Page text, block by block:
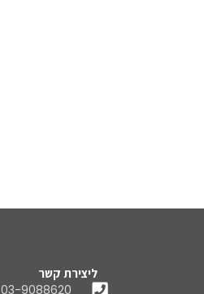
ליצירת קשר
03-9088620